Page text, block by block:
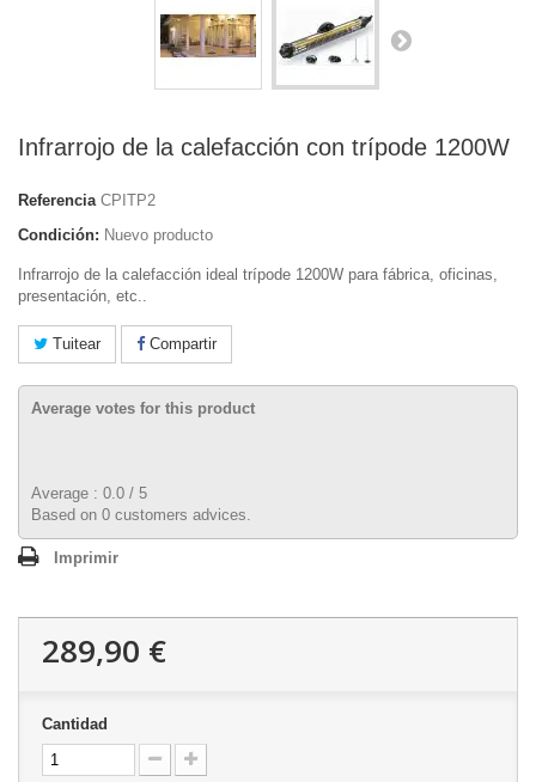
Infrarrojo de la calefacción con trípode 1200W
Referencia CPITP2
Condición: Nuevo producto
Infrarrojo de la calefacción ideal trípode 1200W para fábrica, oficinas,
presentación, etc..
Tuitear Compartir
Average votes for this product
Average : 0.0 / 5
Based on 0 customers advices.
Imprimir
289,90 €
Cantidad